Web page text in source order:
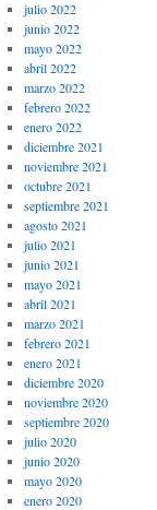
julio 2022
junio 2022
mayo 2022
abril 2022
marzo 2022
febrero 2022
enero 2022
diciembre 2021
noviembre 2021
octubre 2021
septiembre 2021
agosto 2021
julio 2021
junio 2021
mayo 2021
abril 2021
marzo 2021
febrero 2021
enero 2021
diciembre 2020
noviembre 2020
septiembre 2020
julio 2020
junio 2020
mayo 2020
enero 2020